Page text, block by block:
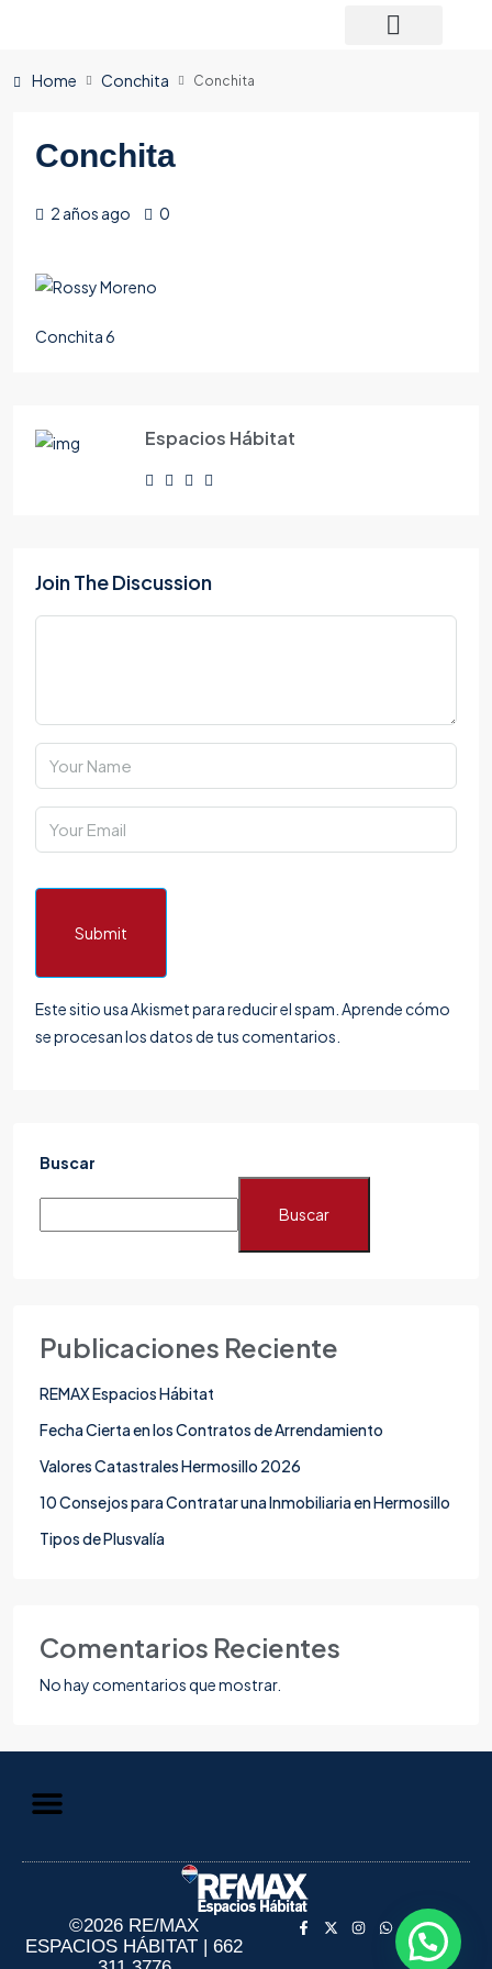
Home Conchita Conchita
Conchita
2 años ago 0
Conchita 6
Espacios Hábitat
Join The Discussion
Submit
Este sitio usa Akismet para reducir el spam. Aprende cómo
se procesan los datos de tus comentarios.
Buscar
Buscar
Publicaciones Reciente
REMAX Espacios Hábitat
Fecha Cierta en los Contratos de Arrendamiento
Valores Catastrales Hermosillo 2026
10 Consejos para Contratar una Inmobiliaria en Hermosillo
Tipos de Plusvalía
Comentarios Recientes
No hay comentarios que mostrar.
©2026 RE/MAX
ESPACIOS HÁBITAT | 662